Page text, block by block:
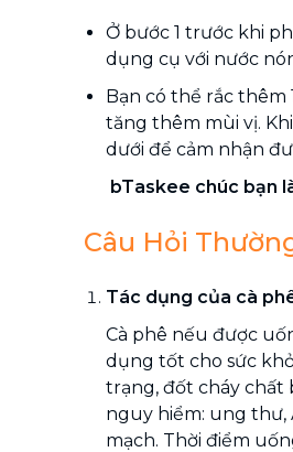
Ở bước 1 trước khi
dụng cụ với nước
Bạn có thể rắc thêm
tăng thêm mùi vị.
dưới để cảm nhận
bTaskee chúc bạn
Câu Hỏi
Tác dụng của cà
Cà phê nếu được
dụng tốt cho sức
trạng, đốt cháy chất
nguy hiểm: ung thư,
mạch. Thời điểm